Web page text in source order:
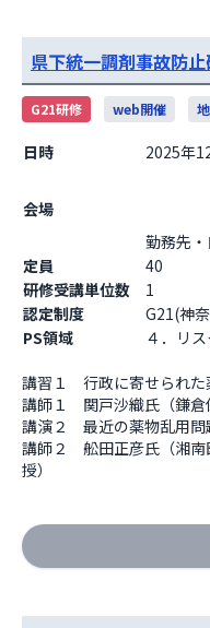
県下統一調剤事故防止
G21研修 web開催
日時 2025年
会場
勤務先
定員
40
研修受講単位数
1
認定制度
G21(神
PS領域
４．リ
講習１　行政に寄せられ
講師１　関戸沙織氏（鎌倉
講演２　最近の薬物乱用問
講師２　舩田正彦氏（湘
授）